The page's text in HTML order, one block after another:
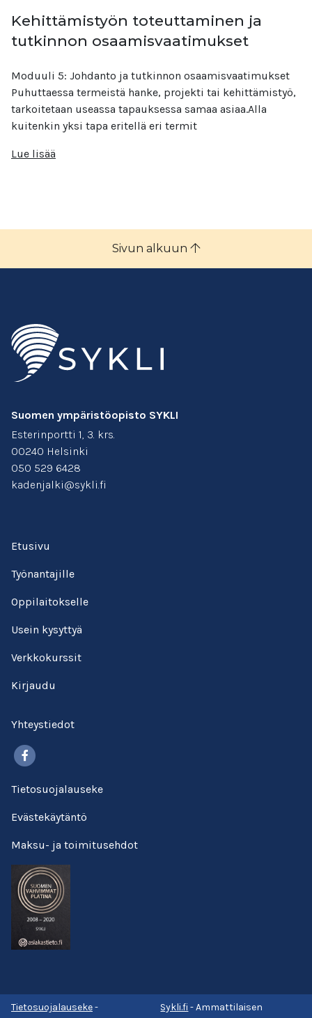
Kehittämistyön toteuttaminen ja
tutkinnon osaamisvaatimukset
Moduuli 5: Johdanto ja tutkinnon osaamisvaatimukset
Puhuttaessa termeistä hanke, projekti tai kehittämistyö,
tarkoitetaan useassa tapauksessa samaa asiaa.Alla
kuitenkin yksi tapa eritellä eri termit
Lue lisää
Sivun alkuun
Suomen ympäristöopisto SYKLI
Esterinportti 1, 3. krs.
00240 Helsinki
050 529 6428
kadenjalki@sykli.fi
Etusivu
Työnantajille
Oppilaitokselle
Usein kysyttyä
Verkkokurssit
Kirjaudu
Yhteystiedot
Tietosuojalauseke
Evästekäytäntö
Maksu- ja toimitusehdot
Tietosuojalauseke-
Sykli.fi - Ammattilaisen